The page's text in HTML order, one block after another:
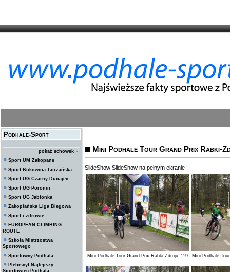
Podhale-Sport
pokaż schowek »
Sport UM Zakopane
Sport Bukowina Tatrzańska
Sport UG Czarny Dunajec
Sport UG Poronin
Sport UG Jabłonka
Zakopiańska Liga Biegowa
Sport i zdrowie
EUROPEAN CLIMBING
ROUTE
Szkoła Mistrzostwa
Sportowego
Sportowcy Podhala
Plebiscyt Najlepszy
Sportowiec Podhala
Mini Podhale Tour Grand Prix Rabki-
SlideShow SlideShow na pełnym ekranie
Mini Podhale Tour Grand Prix Rabki-Zdroju_119 Mini Podhale